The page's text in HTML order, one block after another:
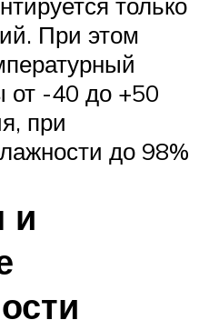
При этом
от -40 до +50
при
до 98%
и